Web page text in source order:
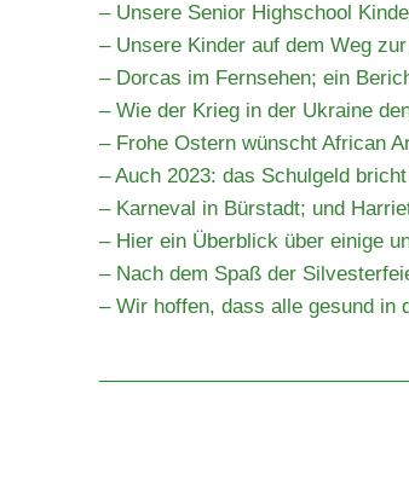
– Unsere Senior Highschool
– Unsere Kinder auf dem Weg
– Dorcas im Fernsehen; ein
– Wie der Krieg in der Ukraine
– Frohe Ostern wünscht African
– Auch 2023: das Schulgeld
– Karneval in Bürstadt; und
– Hier ein Überblick über einige
– Nach dem Spaß der
– Wir hoffen, dass alle gesund in